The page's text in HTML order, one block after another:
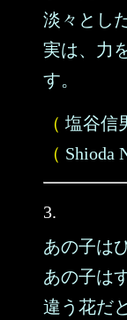
淡々とし
実は、力
す。
（ 塩谷信
（ Shioda
3.
あの子は
あの子は
違う花だ